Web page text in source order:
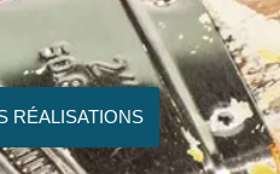
RÉALISATIONS